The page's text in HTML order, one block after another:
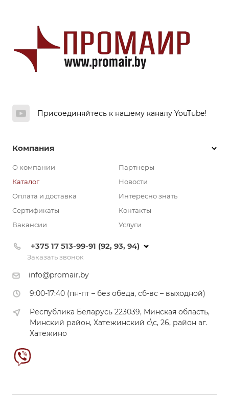
Присоединяйтесь к нашему каналу YouTube!
Компания
О компании
Каталог
Оплата и доставка
Сертификаты
Вакансии
Партнеры
Новости
Интересно знать
Контакты
Услуги
+375 17 513-99-91 (92, 93, 94)
Заказать звонок
info@promair.by
9:00-17:40 (пн-пт – без обеда, сб-вс – выходной)
Республика Беларусь 223039, Минская область,
Минский район, Хатежинский с\с, 26, район аг.
Хатежино